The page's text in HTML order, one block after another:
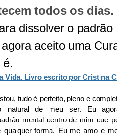
todos os dias.
dissolver o padrão
aceito uma
é.
Vida. Livro escrito por Cristina
tudo é perfeito, pleno e
natural de meu ser. Eu
mental dentro de mim que
qualquer forma. Eu me amo e